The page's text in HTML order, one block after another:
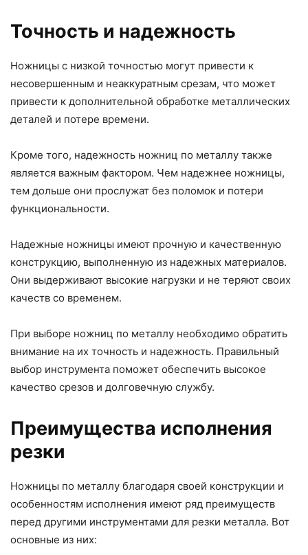
Точность и надежность
Ножницы с низкой точностью могут привести к
несовершенным и неаккуратным срезам, что может
привести к дополнительной обработке металлических
деталей и потере времени.
Кроме того, надежность ножниц по металлу также
является важным фактором. Чем надежнее ножницы,
тем дольше они прослужат без поломок и потери
функциональности.
Надежные ножницы имеют прочную и качественную
конструкцию, выполненную из надежных материалов.
Они выдерживают высокие нагрузки и не теряют своих
качеств со временем.
При выборе ножниц по металлу необходимо обратить
внимание на их точность и надежность. Правильный
выбор инструмента поможет обеспечить высокое
качество срезов и долговечную службу.
Преимущества исполнения
резки
Ножницы по металлу благодаря своей конструкции и
особенностям исполнения имеют ряд преимуществ
перед другими инструментами для резки металла. Вот
основные из них: